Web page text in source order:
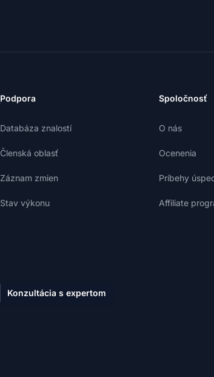
Podpora
Databáza znalostí
Členská oblasť
Záznam zmien
Stav výkonu
Spoločnosť
O nás
Ocenenia
Príbehy
Affiliate
Konzultácia s expertom